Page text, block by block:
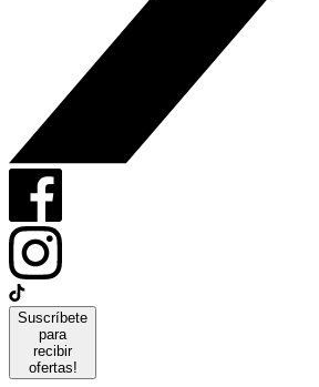
Suscríbete
para
recibir
ofertas!